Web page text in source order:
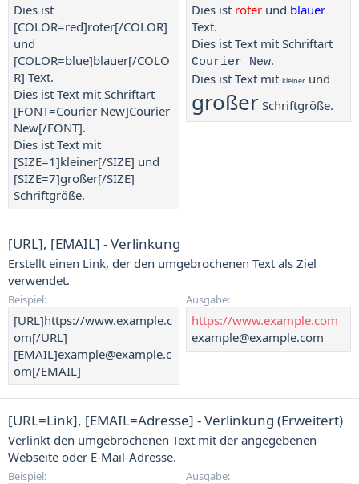
Dies ist
[COLOR=red]roter[/COLOR]
und
[COLOR=blue]blauer[/COLO
R] Text.
Dies ist Text mit Schriftart
[FONT=Courier New]Courier
New[/FONT].
Dies ist Text mit
[SIZE=1]kleiner[/SIZE] und
[SIZE=7]großer[/SIZE]
Schriftgröße.
Dies ist roter und blauer
Text.
Dies ist Text mit Schriftart
Courier New.
Dies ist Text mit kleiner und
großer Schriftgröße.
[URL], [EMAIL] - Verlinkung
Erstellt einen Link, der den umgebrochenen Text als Ziel
verwendet.
Beispiel:
[URL]https://www.example.c
om[/URL]
[EMAIL]example@example.c
om[/EMAIL]
Ausgabe:
https://www.example.com
example@example.com
[URL=Link], [EMAIL=Adresse] - Verlinkung (Erweitert)
Verlinkt den umgebrochenen Text mit der angegebenen
Webseite oder E-Mail-Adresse.
Beispiel: Ausgabe: